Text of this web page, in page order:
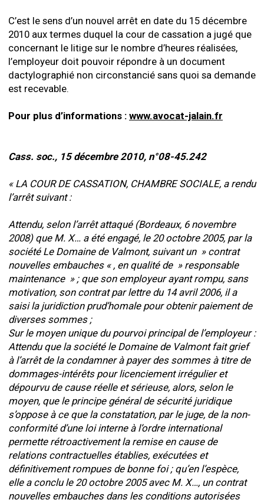
C’est le sens d’un nouvel arrêt en date du 15 décembre
2010 aux termes duquel la cour de cassation a jugé que
concernant le litige sur le nombre d’heures réalisées,
l’employeur doit pouvoir répondre à un document
dactylographié non circonstancié sans quoi sa demande
est recevable.
Pour plus d’informations : www.avocat-jalain.fr
Cass. soc., 15 décembre 2010, n°08-45.242
« LA COUR DE CASSATION, CHAMBRE SOCIALE, a rendu
l’arrêt suivant :
Attendu, selon l’arrêt attaqué (Bordeaux, 6 novembre
2008) que M. X… a été engagé, le 20 octobre 2005, par la
société Le Domaine de Valmont, suivant un » contrat
nouvelles embauches « , en qualité de » responsable
maintenance » ; que son employeur ayant rompu, sans
motivation, son contrat par lettre du 14 avril 2006, il a
saisi la juridiction prud’homale pour obtenir paiement de
diverses sommes ;
Sur le moyen unique du pourvoi principal de l’employeur :
Attendu que la société le Domaine de Valmont fait grief
à l’arrêt de la condamner à payer des sommes à titre de
dommages-intérêts pour licenciement irrégulier et
dépourvu de cause réelle et sérieuse, alors, selon le
moyen, que le principe général de sécurité juridique
s’oppose à ce que la constatation, par le juge, de la non-
conformité d’une loi interne à l’ordre international
permette rétroactivement la remise en cause de
relations contractuelles établies, exécutées et
définitivement rompues de bonne foi ; qu’en l’espèce,
elle a conclu le 20 octobre 2005 avec M. X…, un contrat
nouvelles embauches dans les conditions autorisées